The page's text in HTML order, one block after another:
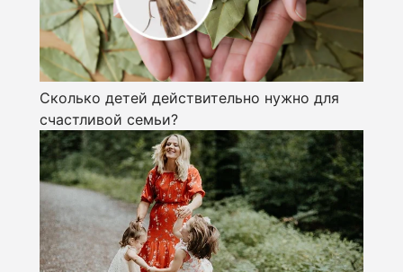
Сколько детей действительно нужно для
счастливой семьи?